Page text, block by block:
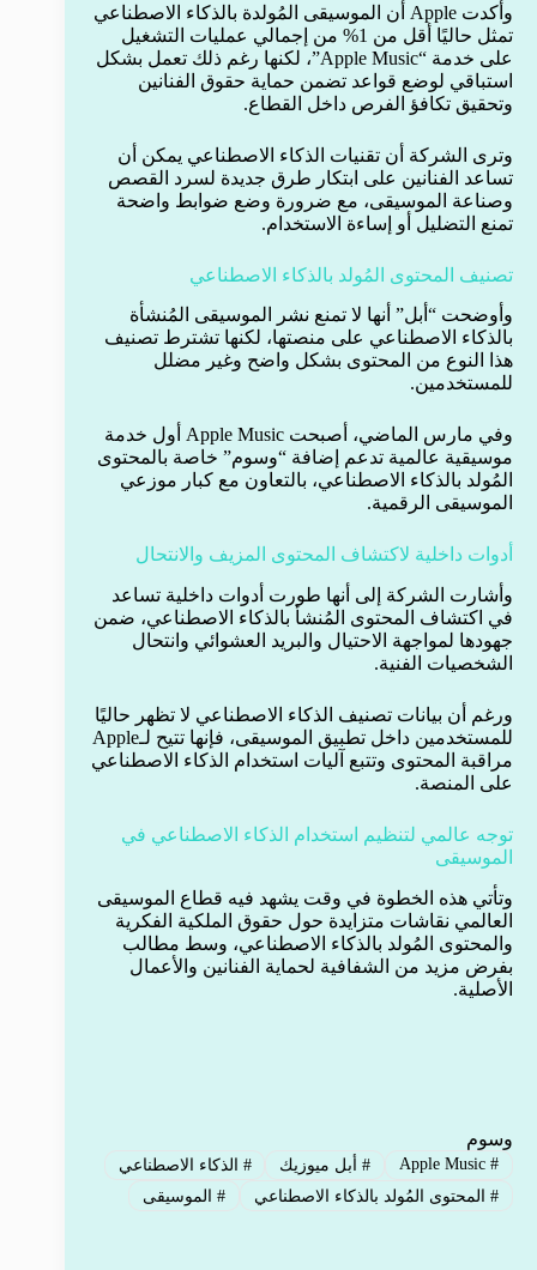
وأكدت Apple أن الموسيقى المُولدة بالذكاء الاصطناعي
تمثل حاليًا أقل من 1% من إجمالي عمليات التشغيل
على خدمة “Apple Music”، لكنها رغم ذلك تعمل بشكل
استباقي لوضع قواعد تضمن حماية حقوق الفنانين
وتحقيق تكافؤ الفرص داخل القطاع.
وترى الشركة أن تقنيات الذكاء الاصطناعي يمكن أن
تساعد الفنانين على ابتكار طرق جديدة لسرد القصص
وصناعة الموسيقى، مع ضرورة وضع ضوابط واضحة
تمنع التضليل أو إساءة الاستخدام.
تصنيف المحتوى المُولد بالذكاء الاصطناعي
وأوضحت “أبل” أنها لا تمنع نشر الموسيقى المُنشأة
بالذكاء الاصطناعي على منصتها، لكنها تشترط تصنيف
هذا النوع من المحتوى بشكل واضح وغير مضلل
للمستخدمين.
وفي مارس الماضي، أصبحت Apple Music أول خدمة
موسيقية عالمية تدعم إضافة “وسوم” خاصة بالمحتوى
المُولد بالذكاء الاصطناعي، بالتعاون مع كبار موزعي
الموسيقى الرقمية.
أدوات داخلية لاكتشاف المحتوى المزيف والانتحال
وأشارت الشركة إلى أنها طورت أدوات داخلية تساعد
في اكتشاف المحتوى المُنشأ بالذكاء الاصطناعي، ضمن
جهودها لمواجهة الاحتيال والبريد العشوائي وانتحال
الشخصيات الفنية.
ورغم أن بيانات تصنيف الذكاء الاصطناعي لا تظهر حاليًا
للمستخدمين داخل تطبيق الموسيقى، فإنها تتيح لـApple
مراقبة المحتوى وتتبع آليات استخدام الذكاء الاصطناعي
على المنصة.
توجه عالمي لتنظيم استخدام الذكاء الاصطناعي في
الموسيقى
وتأتي هذه الخطوة في وقت يشهد فيه قطاع الموسيقى
العالمي نقاشات متزايدة حول حقوق الملكية الفكرية
والمحتوى المُولد بالذكاء الاصطناعي، وسط مطالب
بفرض مزيد من الشفافية لحماية الفنانين والأعمال
الأصلية.
وسوم
#
Apple Music
#أبل ميوزيك # الذكاء الاصطناعي
#المحتوى المُولد بالذكاء الاصطناعي #الموسيقى